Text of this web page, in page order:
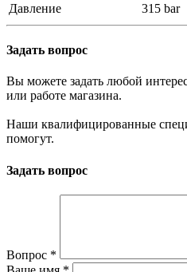
Давление
315 bar
Задать вопрос
Вы можете задать любой
или работе магазина.
Наши квалифицированные
помогут.
Задать вопрос
Вопрос *